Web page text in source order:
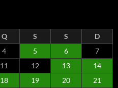
Q S S
D
4 5 6
7
11 12 13
14
18 19 20
21